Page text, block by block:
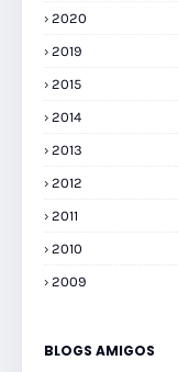
2020
2019
2015
2014
2013
2012
2011
2010
2009
BLOGS AMIGOS